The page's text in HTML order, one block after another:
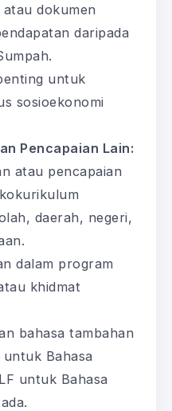
dokumen
daripada
untuk
sosioekonomi
Pencapaian Lain:
atau pencapaian
daerah, negeri,
dalam program
khidmat
bahasa tambahan
Bahasa
untuk Bahasa